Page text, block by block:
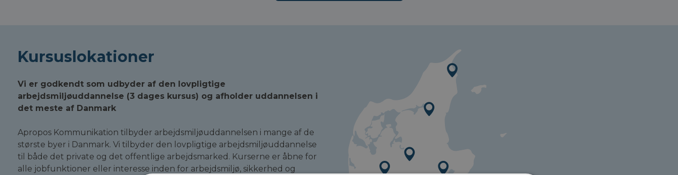
Kursuslokationer
Vi er godkendt som udbyder af den lovpligtige
arbejdsmiljøuddannelse (3 dages kursus) og afholder uddannelsen i
det meste af Danmark
Apropos Kommunikation tilbyder arbejdsmiljøuddannelsen i mange af de
største byer i Danmark. Vi tilbyder den lovpligtige arbejdsmiljøuddannelse
til både det private og det offentlige arbejdsmarked. Kurserne er åbne for
alle jobfunktioner eller interesse inden for arbejdsmiljø, sikkerhed og